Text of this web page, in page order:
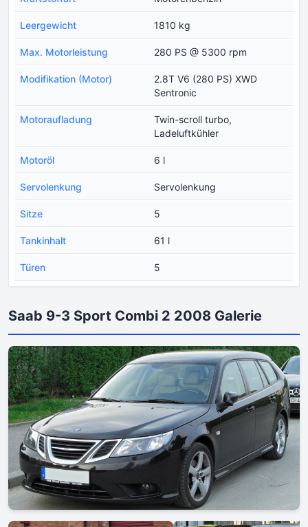
Leergewicht 1810 kg
Max. Motorleistung 280 PS @ 5300 rpm
Modifikation (Motor)
2.8T V6 (280 PS) XWD
Sentronic
Motoraufladung
Twin-scroll turbo,
Ladeluftkühler
Motoröl 6 l
Servolenkung Servolenkung
Sitze 5
Tankinhalt 61 l
Türen 5
Saab 9-3 Sport Combi 2 2008 Galerie